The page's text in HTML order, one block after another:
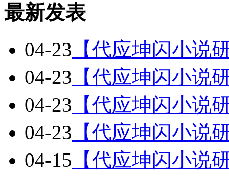
最新发表
04-23 【代应坤闪小说
04-23 【代应坤闪小说
04-23 【代应坤闪小说
04-23 【代应坤闪小说
04-15 【代应坤闪小说